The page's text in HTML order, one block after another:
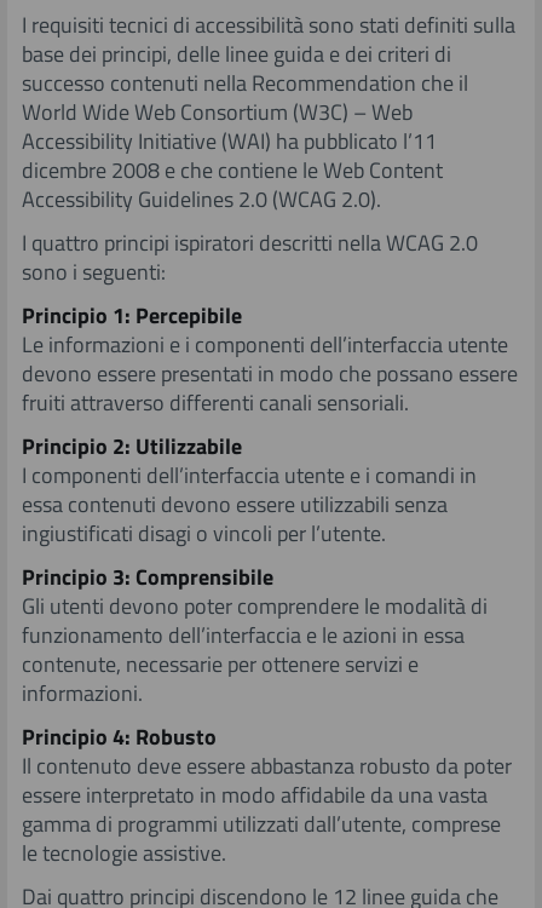
I requisiti tecnici di accessibilità sono stati definiti sulla
base dei principi, delle linee guida e dei criteri di
successo contenuti nella Recommendation che il
World Wide Web Consortium (W3C) – Web
Accessibility Initiative (WAI) ha pubblicato l’11
dicembre 2008 e che contiene le Web Content
Accessibility Guidelines 2.0 (WCAG 2.0).
I quattro principi ispiratori descritti nella WCAG 2.0
sono i seguenti:
Principio 1: Percepibile
Le informazioni e i componenti dell’interfaccia utente
devono essere presentati in modo che possano essere
fruiti attraverso differenti canali sensoriali.
Principio 2: Utilizzabile
I componenti dell’interfaccia utente e i comandi in
essa contenuti devono essere utilizzabili senza
ingiustificati disagi o vincoli per l’utente.
Principio 3: Comprensibile
Gli utenti devono poter comprendere le modalità di
funzionamento dell’interfaccia e le azioni in essa
contenute, necessarie per ottenere servizi e
informazioni.
Principio 4: Robusto
Il contenuto deve essere abbastanza robusto da poter
essere interpretato in modo affidabile da una vasta
gamma di programmi utilizzati dall’utente, comprese
le tecnologie assistive.
Dai quattro principi discendono le 12 linee guida che